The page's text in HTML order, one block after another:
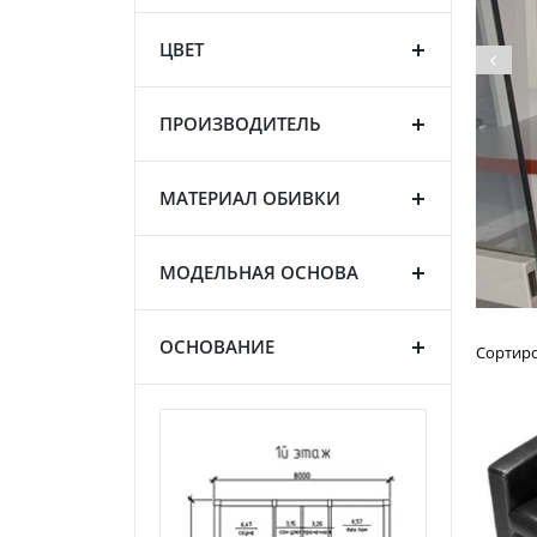
ЦВЕТ
ПРОИЗВОДИТЕЛЬ
МАТЕРИАЛ ОБИВКИ
МОДЕЛЬНАЯ ОСНОВА
ОСНОВАНИЕ